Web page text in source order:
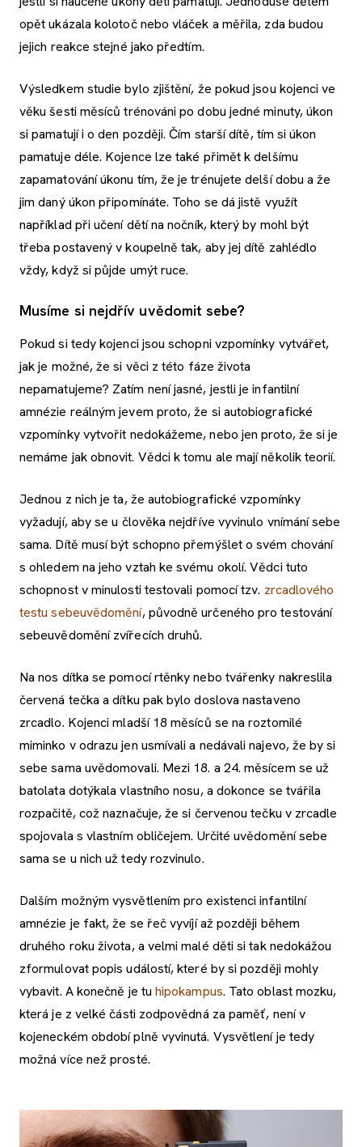
opět ukázala kolotoč nebo vláček a měřila, zda budou
jejich reakce stejné jako předtím.
Výsledkem studie bylo zjištění, že pokud jsou kojenci ve
věku šesti měsíců trénováni po dobu jedné minuty, úkon
si pamatují i o den později. Čím starší dítě, tím si úkon
pamatuje déle. Kojence lze také přimět k delšímu
zapamatování úkonu tím, že je trénujete delší dobu a že
jim daný úkon připomínáte. Toho se dá jistě využít
například při učení dětí na nočník, který by mohl být
třeba postavený v koupelně tak, aby jej dítě zahlédlo
vždy, když si půjde umýt ruce.
Musíme si nejdřív uvědomit sebe?
Pokud si tedy kojenci jsou schopni vzpomínky vytvářet,
jak je možné, že si věci z této fáze života
nepamatujeme? Zatím není jasné, jestli je infantilní
amnézie reálným jevem proto, že si autobiografické
vzpomínky vytvořit nedokážeme, nebo jen proto, že si je
nemáme jak obnovit. Vědci k tomu ale mají několik teorií.
Jednou z nich je ta, že autobiografické vzpomínky
vyžadují, aby se u člověka nejdříve vyvinulo vnímání sebe
sama. Dítě musí být schopno přemýšlet o svém chování
s ohledem na jeho vztah ke svému okolí. Vědci tuto
schopnost v minulosti testovali pomocí tzv. zrcadlového
testu sebeuvědomění, původně určeného pro testování
sebeuvědomění zvířecích druhů.
Na nos dítka se pomocí rtěnky nebo tvářenky nakreslila
červená tečka a dítku pak bylo doslova nastaveno
zrcadlo. Kojenci mladší 18 měsíců se na roztomilé
miminko v odrazu jen usmívali a nedávali najevo, že by si
sebe sama uvědomovali. Mezi 18. a 24. měsícem se už
batolata dotýkala vlastního nosu, a dokonce se tvářila
rozpačitě, což naznačuje, že si červenou tečku v zrcadle
spojovala s vlastním obličejem. Určité uvědomění sebe
sama se u nich už tedy rozvinulo.
Dalším možným vysvětlením pro existenci infantilní
amnézie je fakt, že se řeč vyvíjí až později během
druhého roku života, a velmi malé děti si tak nedokážou
zformulovat popis událostí, které by si později mohly
vybavit. A konečně je tuhipokampus. Tato oblast mozku,
která je z velké části zodpovědná za paměť, není v
kojeneckém období plně vyvinutá. Vysvětlení je tedy
možná více než prosté.